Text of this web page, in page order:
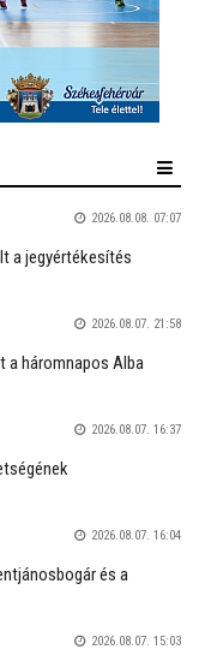
2026.08.08. 07:07
a jegyértékesítés
2026.08.07. 21:58
a háromnapos Alba
2026.08.07. 16:37
2026.08.07. 16:04
és a
2026.08.07. 15:03